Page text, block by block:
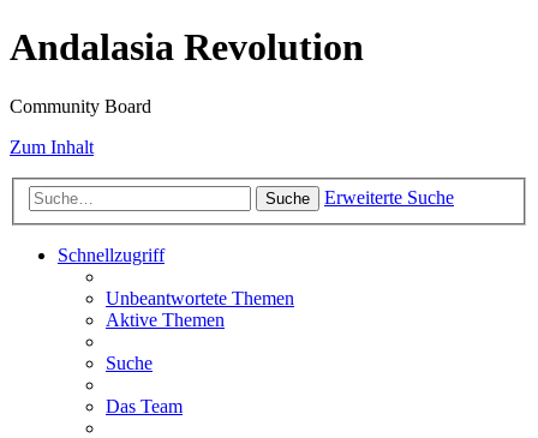
Andalasia Revolution
Community Board
Zum Inhalt
Suche Erweiterte Suche
Schnellzugriff
Unbeantwortete Themen
Aktive Themen
Suche
Das Team